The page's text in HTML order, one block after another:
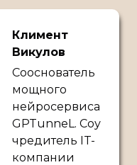
Климент
Викулов
Сооснователь
мощного
нейросервиса
GPTunneL. Соу
чредитель IT-
компании